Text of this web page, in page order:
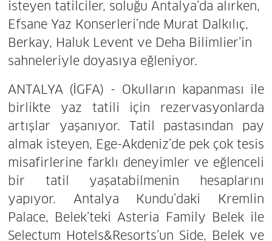
isteyen tatilciler, soluğu Antalya’da alırken,
Efsane Yaz Konserleri’nde Murat Dalkılıç,
Berkay, Haluk Levent ve Deha Bilimlier’in
sahneleriyle doyasıya eğleniyor.
ANTALYA (İGFA) - Okulların kapanması ile
birlikte yaz tatili için rezervasyonlarda
artışlar yaşanıyor. Tatil pastasından pay
almak isteyen, Ege-Akdeniz’de pek çok tesis
misafirlerine farklı deneyimler ve eğlenceli
bir tatil yaşatabilmenin hesaplarını
yapıyor. Antalya Kundu’daki Kremlin
Palace, Belek’teki Asteria Family Belek ile
Selectum Hotels&Resorts’un Side, Belek ve